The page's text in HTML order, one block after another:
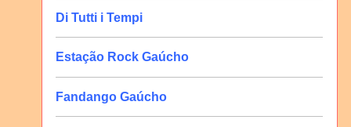
Di Tutti i Tempi
Estação Rock Gaúcho
Fandango Gaúcho